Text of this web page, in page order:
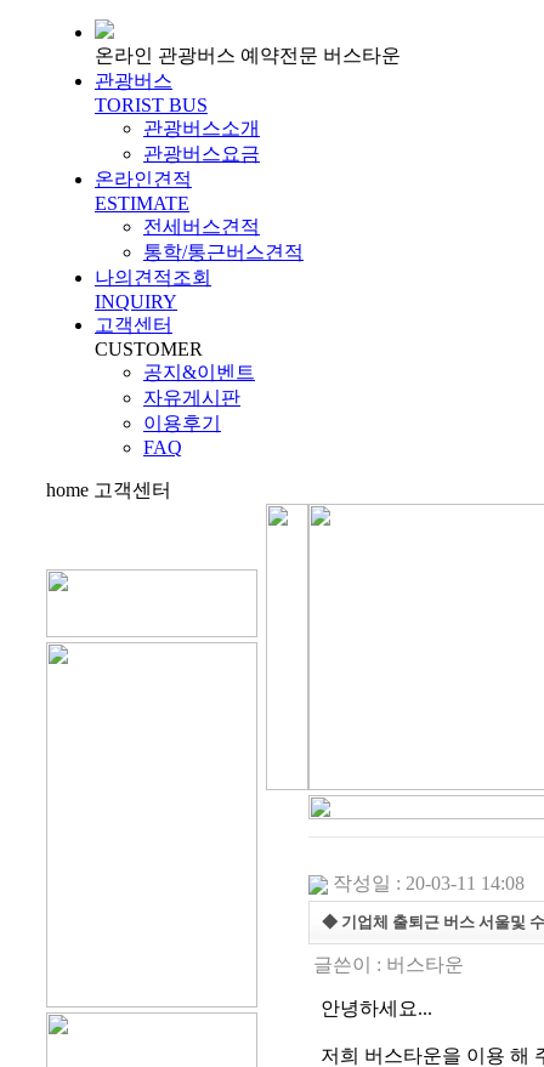
온라인 관광버스 예약전문 버스타운
관광버스
TORIST BUS
관광버스소개
관광버스요금
온라인견적
ESTIMATE
전세버스견적
통학/통근버스견적
나의견적조회
INQUIRY
고객센터
CUSTOMER
공지&이벤트
자유게시판
이용후기
FAQ
home 고객센터
작성일 : 20-03-11 14:08
◆ 기업체 출퇴근 버스 서울및
글쓴이 : 버스타운
안녕하세요...
저희 버스타운을 이용 해